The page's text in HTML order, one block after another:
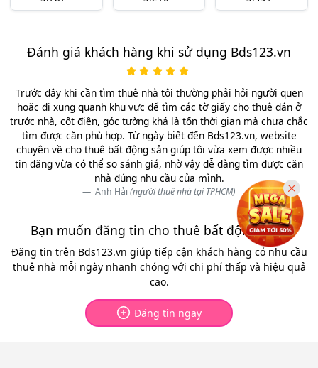
Đánh giá khách hàng khi sử dụng Bds123.vn
Trước đây khi cần tìm thuê nhà tôi thường phải hỏi người quen
hoặc đi xung quanh khu vực để tìm các tờ giấy cho thuê dán ở
trước nhà, cột điện, góc tường khá là tốn thời gian mà chưa chắc
tìm được căn phù hợp. Từ ngày biết đến Bds123.vn, website
chuyên về cho thuê bất động sản giúp tôi vừa xem được nhiều
tin đăng vừa có thể so sánh giá, nhờ vậy dễ dàng tìm được căn
nhà đúng nhu cầu của mình.
Anh Hải (người thuê nhà tại TPHCM)
Bạn muốn đăng tin cho thuê bất động sản?
Đăng tin trên Bds123.vn giúp tiếp cận khách hàng có nhu cầu
thuê nhà mỗi ngày nhanh chóng với chi phí thấp và hiệu quả
cao.
Đăng tin ngay